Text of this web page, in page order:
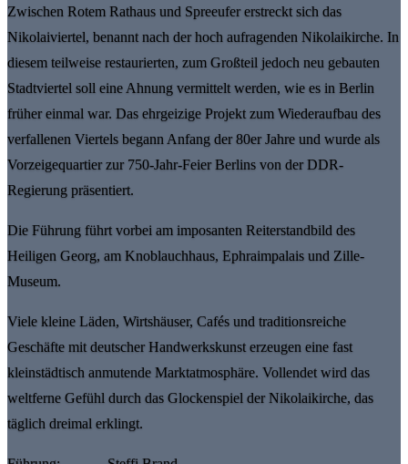
Zwischen Rotem Rathaus und Spreeufer erstreckt sich das
Nikolaiviertel, benannt nach der hoch aufragenden Nikolaikirche. In
diesem teilweise restaurierten, zum Großteil jedoch neu gebauten
Stadtviertel soll eine Ahnung vermittelt werden, wie es in Berlin
früher einmal war. Das ehrgeizige Projekt zum Wiederaufbau des
verfallenen Viertels begann Anfang der 80er Jahre und wurde als
Vorzeigequartier zur 750-Jahr-Feier Berlins von der DDR-
Regierung präsentiert.
Die Führung führt vorbei am imposanten Reiterstandbild des
Heiligen Georg, am Knoblauchhaus, Ephraimpalais und Zille-
Museum.
Viele kleine Läden, Wirtshäuser, Cafés und traditionsreiche
Geschäfte mit deutscher Handwerkskunst erzeugen eine fast
kleinstädtisch anmutende Marktatmosphäre. Vollendet wird das
weltferne Gefühl durch das Glockenspiel der Nikolaikirche, das
täglich dreimal erklingt.